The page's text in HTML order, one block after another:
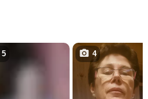
5 4